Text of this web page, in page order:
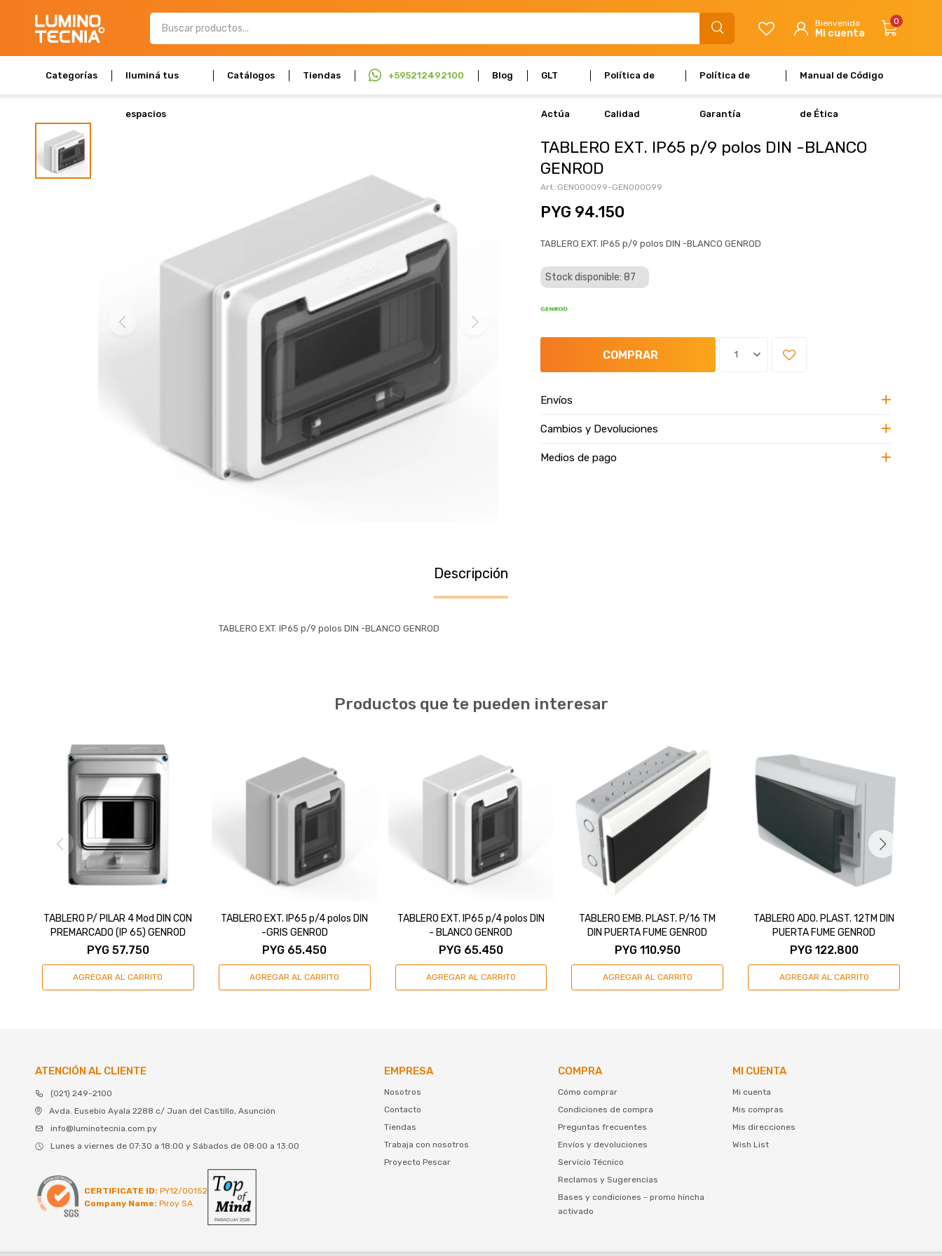
Categorías Iluminá tus
espacios
Catálogos Tiendas +595212492100 Blog GLT
Actúa
Política de
Calidad
Política de
Garantía
Manual de Código
de Ética
0
TABLERO EXT. IP65 p/9 polos DIN -BLANCO
GENROD
GEN000099-GEN000099
PYG 94.150
TABLERO EXT. IP65 p/9 polos DIN -BLANCO GENROD
Stock disponible: 87
1
COMPRAR
Envíos
Cambios y Devoluciones
Medios de pago
Descripción
TABLERO EXT. IP65 p/9 polos DIN -BLANCO GENROD
Productos que te pueden interesar
TABLERO P/ PILAR 4 Mod DIN CON
PREMARCADO (IP 65) GENROD
PYG 57.750
TABLERO EXT. IP65 p/4 polos DIN
-GRIS GENROD
PYG 65.450
TABLERO EXT. IP65 p/4 polos DIN
- BLANCO GENROD
PYG 65.450
TABLERO EMB. PLAST. P/16 TM
DIN PUERTA FUME GENROD
PYG 110.950
TABLERO ADO. PLAST. 12TM DIN
PUERTA FUME GENROD
PYG 122.800
ATENCIÓN AL CLIENTE
(021) 249-2100
Avda. Eusebio Ayala 2288 c/ Juan del Castillo, Asunción
info@luminotecnia.com.py
Lunes a viernes de 07:30 a 18:00 y Sábados de 08:00 a 13:00
CERTIFICATE ID: PY12/00152
Company Name: Piroy SA
EMPRESA
Nosotros
Contacto
Tiendas
Trabaja con nosotros
Proyecto Pescar
COMPRA
Cómo comprar
Condiciones de compra
Preguntas frecuentes
Envíos y devoluciones
Servicio Técnico
Reclamos y Sugerencias
Bases y condiciones - promo hincha
activado
MI CUENTA
Mi cuenta
Mis compras
Mis direcciones
Wish List